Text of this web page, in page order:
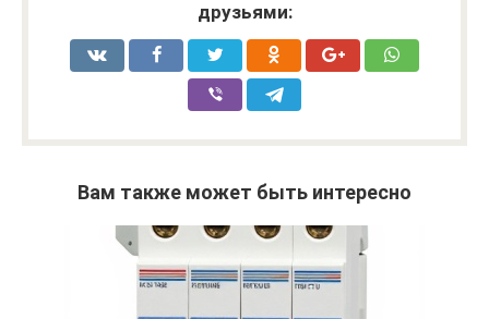
друзьями:
Вам также может быть интересно